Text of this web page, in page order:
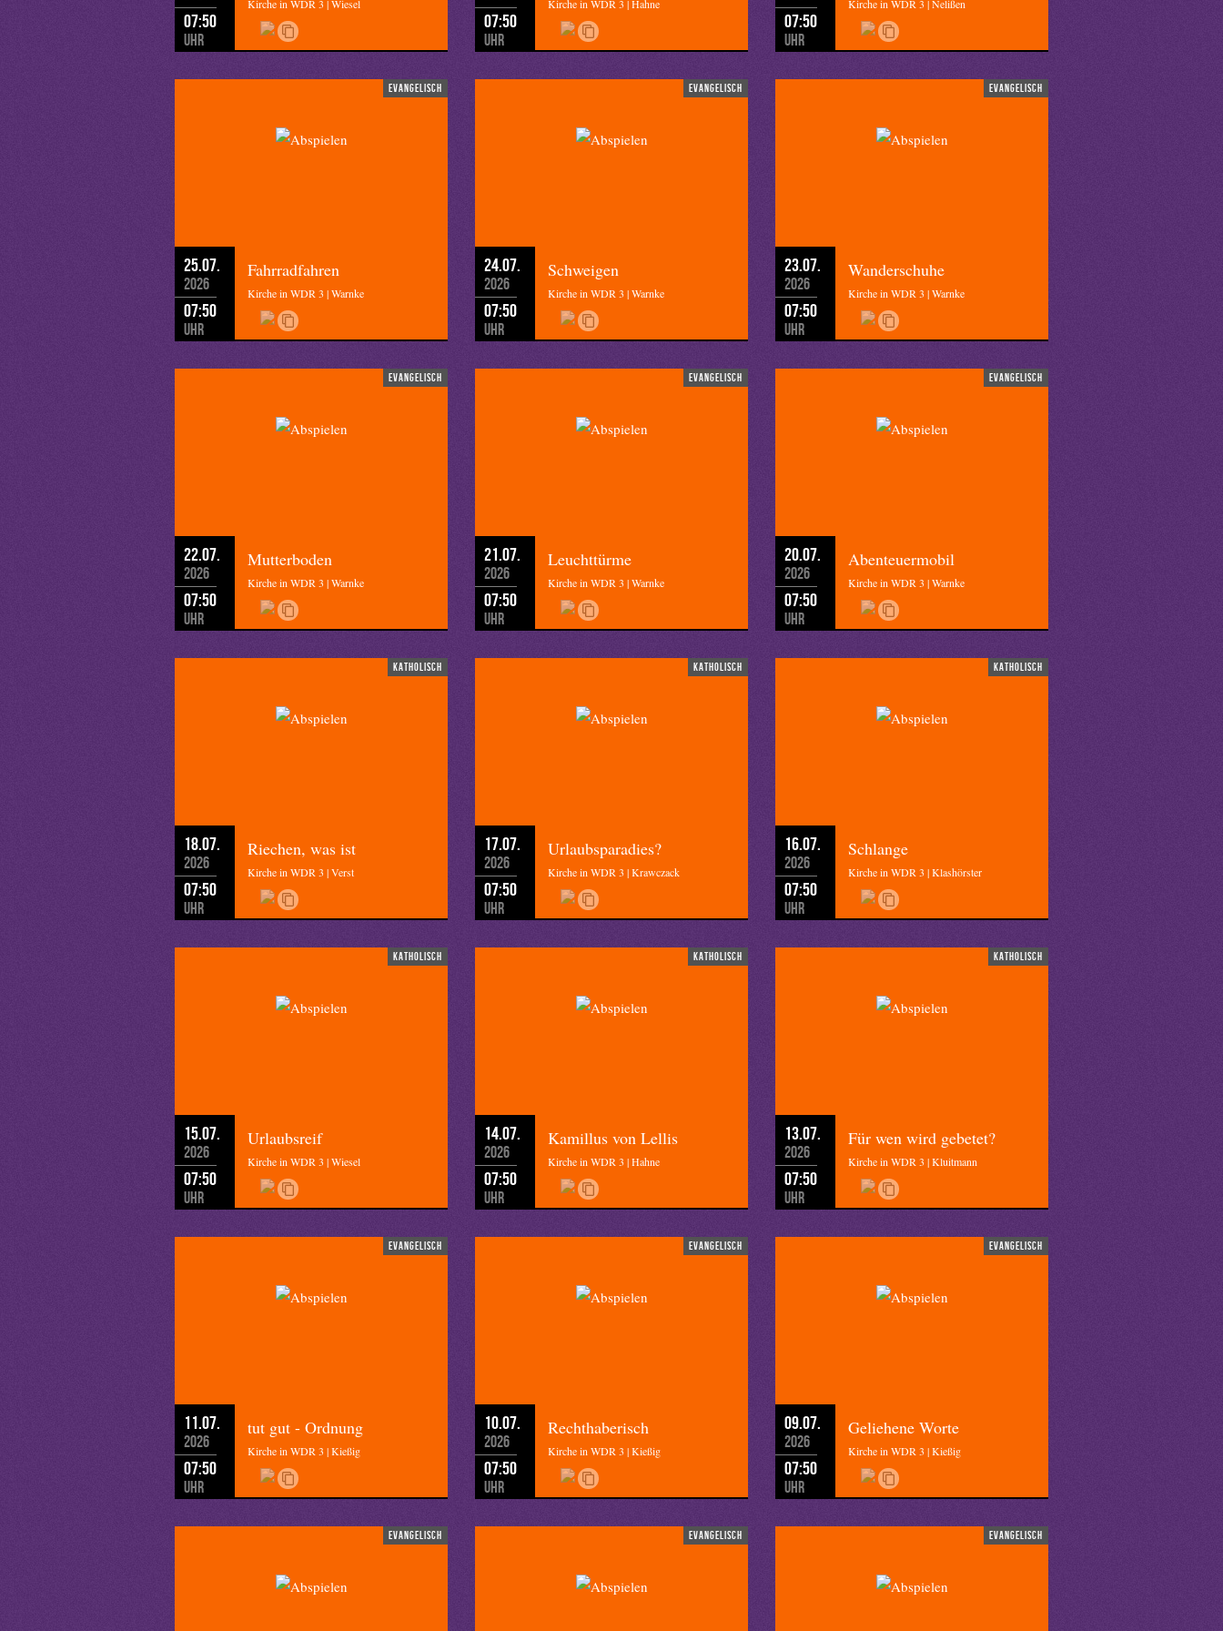
Redaktion:Landespfarrerin Petra Schulze
07:50
Uhr
Kirche in WDR 3 | Wiesel
07:50
Uhr
Kirche in WDR 3 | Hahne
07:50
Uhr
Kirche in WDR 3 | Nelißen
evangelisch
25.07.
2026
07:50
Uhr
Fahrradfahren
Kirche in WDR 3 | Warnke
evangelisch
24.07.
2026
07:50
Uhr
Schweigen
Kirche in WDR 3 | Warnke
evangelisch
23.07.
2026
07:50
Uhr
Wanderschuhe
Kirche in WDR 3 | Warnke
evangelisch
22.07.
2026
07:50
Uhr
Mutterboden
Kirche in WDR 3 | Warnke
evangelisch
21.07.
2026
07:50
Uhr
Leuchttürme
Kirche in WDR 3 | Warnke
evangelisch
20.07.
2026
07:50
Uhr
Abenteuermobil
Kirche in WDR 3 | Warnke
katholisch
18.07.
2026
07:50
Uhr
Riechen, was ist
Kirche in WDR 3 | Verst
katholisch
17.07.
2026
07:50
Uhr
Urlaubsparadies?
Kirche in WDR 3 | Krawczack
katholisch
16.07.
2026
07:50
Uhr
Schlange
Kirche in WDR 3 | Klashörster
katholisch
15.07.
2026
07:50
Uhr
Urlaubsreif
Kirche in WDR 3 | Wiesel
katholisch
14.07.
2026
07:50
Uhr
Kamillus von Lellis
Kirche in WDR 3 | Hahne
katholisch
13.07.
2026
07:50
Uhr
Für wen wird gebetet?
Kirche in WDR 3 | Kluitmann
evangelisch
11.07.
2026
07:50
Uhr
tut gut - Ordnung
Kirche in WDR 3 | Kießig
evangelisch
10.07.
2026
07:50
Uhr
Rechthaberisch
Kirche in WDR 3 | Kießig
evangelisch
09.07.
2026
07:50
Uhr
Geliehene Worte
Kirche in WDR 3 | Kießig
evangelisch evangelisch evangelisch